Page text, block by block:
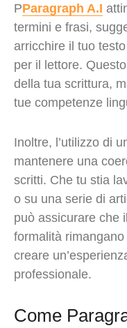
PParagraph A.I
termini e frasi,
arricchire il tuo
per il lettore.
della tua scrittura,
tue competenze
Inoltre, l’utilizzo di
mantenere una
scritti. Che tu stia
o su una serie di
può assicurare che
formalità
creare
professionale.
Come